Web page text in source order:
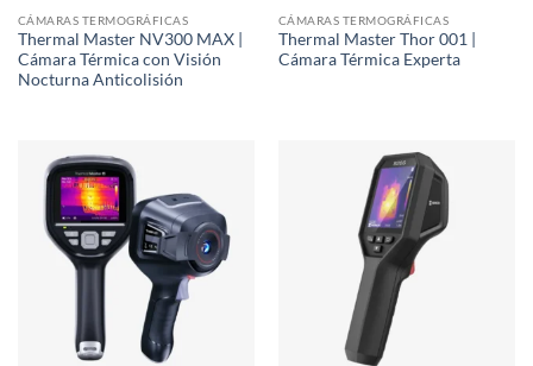
CÁMARAS TERMOGRÁFICAS
Thermal Master NV300 MAX |
Cámara Térmica con Visión
Nocturna Anticolisión
CÁMARAS TERMOGRÁFICAS
Thermal Master Thor 001 |
Cámara Térmica Experta